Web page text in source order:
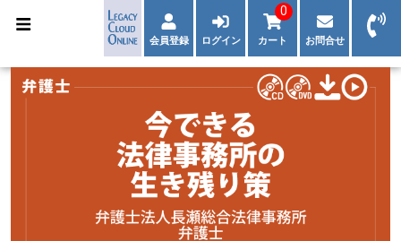
会員登録 ログイン カート
0
お問合せ